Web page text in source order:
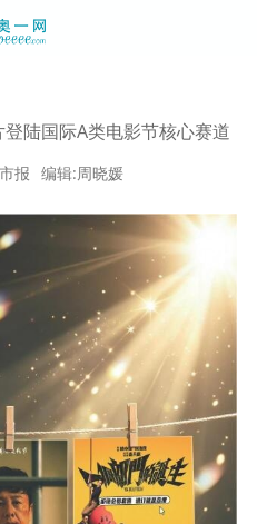
陆国际A类电影节核心赛道
报 编辑:周晓媛